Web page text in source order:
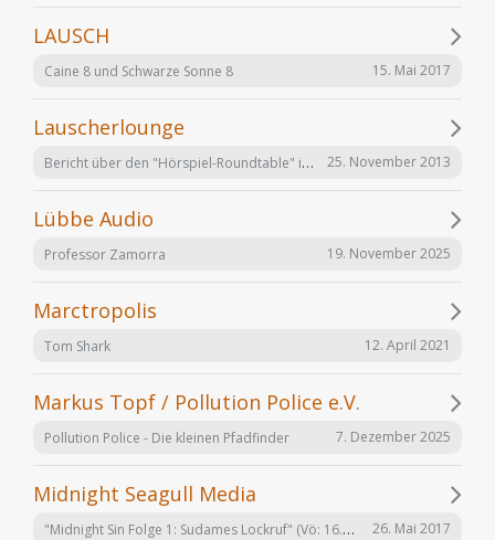
LAUSCH
Caine 8 und Schwarze Sonne 8 15. Mai 2017
Lauscherlounge
Bericht über den "Hörspiel-Roundtable" im Lauschermagazin 25. November 2013
Lübbe Audio
Professor Zamorra 19. November 2025
Marctropolis
Tom Shark 12. April 2021
Markus Topf / Pollution Police e.V.
Pollution Police - Die kleinen Pfadfinder 7. Dezember 2025
Midnight Seagull Media
"Midnight Sin Folge 1: Sudames Lockruf" (Vö: 16.06.2017) 26. Mai 2017